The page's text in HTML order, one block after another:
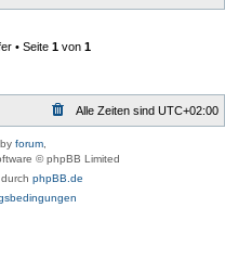
• Seite 1von 1
Alle Zeiten sind UTC+02:00
forum
© phpBB Limited
phpBB.de